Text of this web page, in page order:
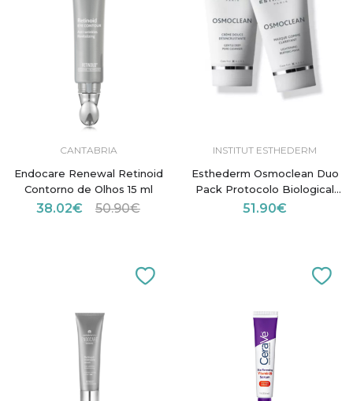
CANTABRIA
Endocare Renewal Retinoid
Contorno de Olhos 15 ml
38.02€ 50.90€
INSTITUT ESTHEDERM
Esthederm Osmoclean Duo
Pack Protocolo Biological
Peeling
51.90€